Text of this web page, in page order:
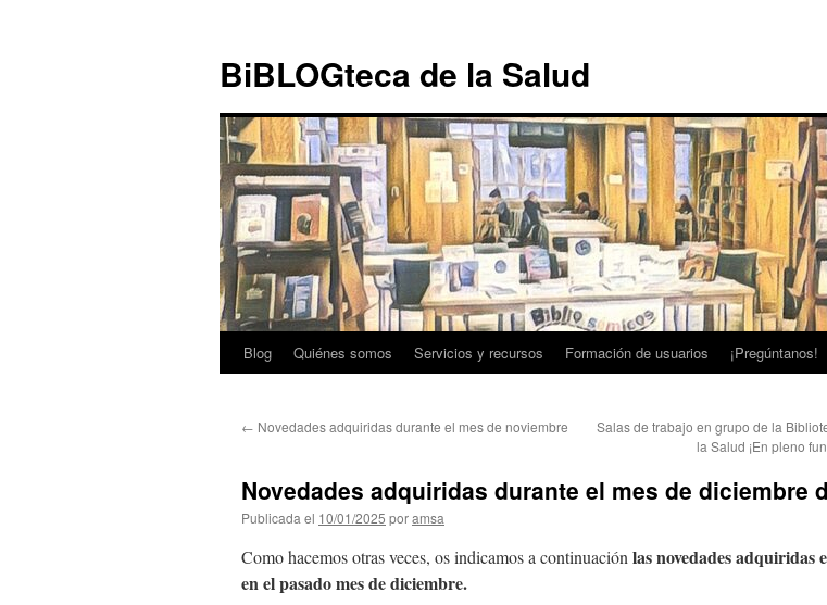
contenido
BiBLOGteca de la Salud
Blog Quiénes somos Servicios y recursos Formación de usuarios ¡Pregúntanos!
← Novedades adquiridas durante el mes de noviembre
Salas de trabajo en grupo de la
la Salud ¡En pleno
Novedades adquiridas durante el mes de diciembre
Publicada el 10/01/2025 poramsa
Como hacemos otras veces, os indicamos a continuación las novedades adquiridas
en el pasado mes de diciembre.